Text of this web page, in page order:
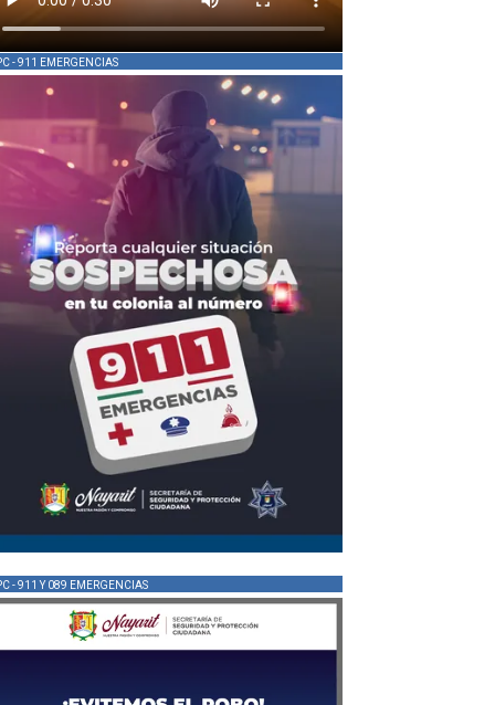
- 911 EMERGENCIAS
- 911 Y 089 EMERGENCIAS